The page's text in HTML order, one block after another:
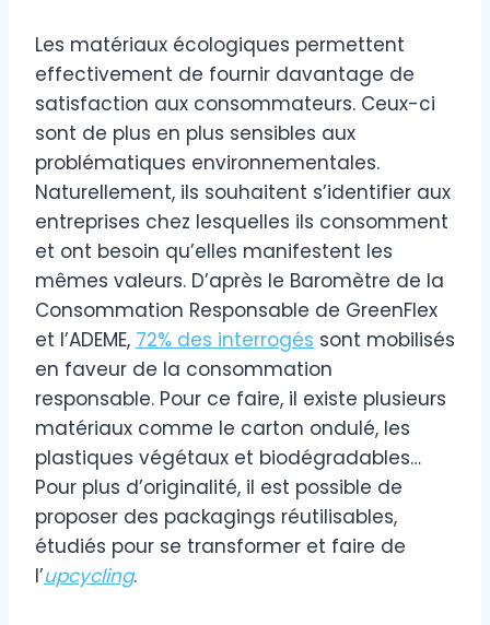
Les matériaux écologiques permettent
effectivement de fournir davantage de
satisfaction aux consommateurs. Ceux-ci
sont de plus en plus sensibles aux
problématiques environnementales.
Naturellement, ils souhaitent s’identifier aux
entreprises chez lesquelles ils consomment
et ont besoin qu’elles manifestent les
mêmes valeurs. D’après le Baromètre de la
Consommation Responsable de GreenFlex
et l’ADEME, 72% des interrogés sont mobilisés
en faveur de la consommation
responsable. Pour ce faire, il existe plusieurs
matériaux comme le carton ondulé, les
plastiques végétaux et biodégradables…
Pour plus d’originalité, il est possible de
proposer des packagings réutilisables,
étudiés pour se transformer et faire de
l’upcycling.